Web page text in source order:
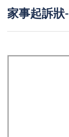
家事起訴狀